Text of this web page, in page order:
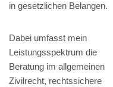
in gesetzlichen Belangen.
Dabei umfasst mein
Leistungsspektrum die
Beratung im allgemeinen
Zivilrecht, rechtssichere